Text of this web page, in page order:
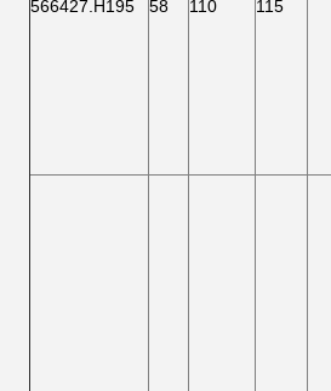
566427.H195 58 110 115